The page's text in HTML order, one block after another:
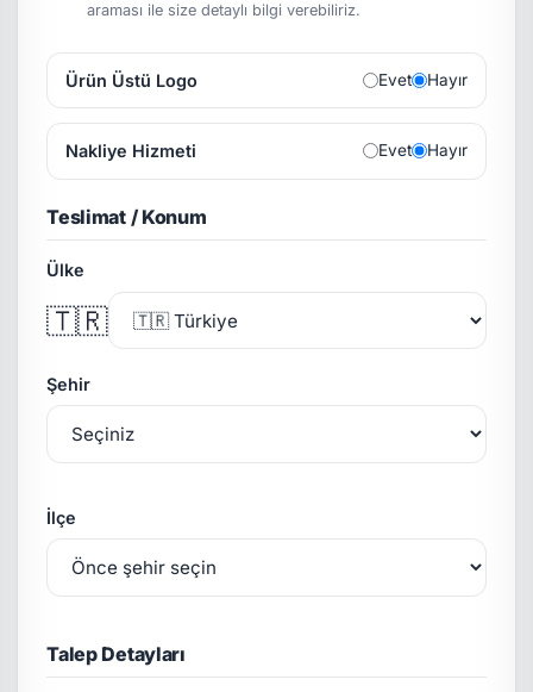
araması ile size detaylı bilgi verebiliriz.
Ürün Üstü Logo Evet Hayır
Nakliye Hizmeti Evet Hayır
Teslimat / Konum
Ülke
🇹🇷
Şehir
İlçe
Talep Detayları